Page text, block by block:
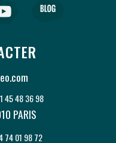
45 48 36 98
PARIS
74 01 98 72